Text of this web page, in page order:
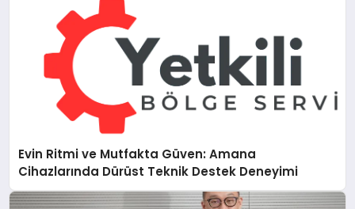
Evin Ritmi ve Mutfakta Güven: Amana
Cihazlarında Dürüst Teknik Destek Deneyimi